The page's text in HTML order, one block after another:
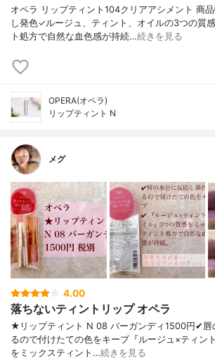
オペラ リップティント104クリアアシメント 商
し発色✓ルージュ、ティント、オイルの3つの質
ト処方で自然な血色感が持続…続きを見る
OPERA(オペラ)
リップティント N
メグ
4.00
落ちないティントリップ オペラ
★リップティント N 08 バーガンディ1500円✔︎唇
るので付けたての色をキープ『ルージュ×ティン
をミックスティント…続きを見る